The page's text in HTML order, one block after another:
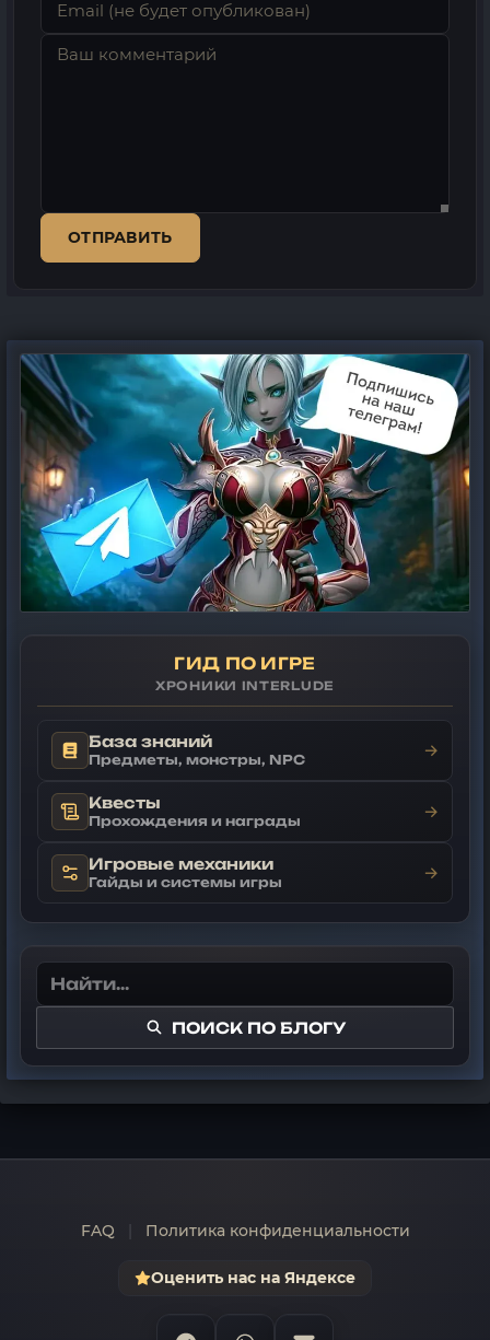
ОТПРАВИТЬ
ГИД ПО ИГРЕ
ХРОНИКИ INTERLUDE
База знаний
Предметы, монстры, NPC →
Квесты
Прохождения и награды →
Игровые механики
Гайды и системы игры →
ПОИСК ПО БЛОГУ
FAQ Политика конфиденциальности
Оценить нас на Яндексе